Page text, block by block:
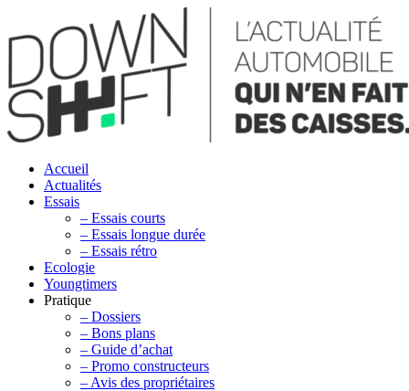
Accueil
Actualités
Essais
– Essais courts
– Essais longue durée
– Essais rétro
Ecologie
Youngtimers
Pratique
– Dossiers
– Bons plans
– Guide d’achat
– Promo constructeurs
– Avis des propriétaires